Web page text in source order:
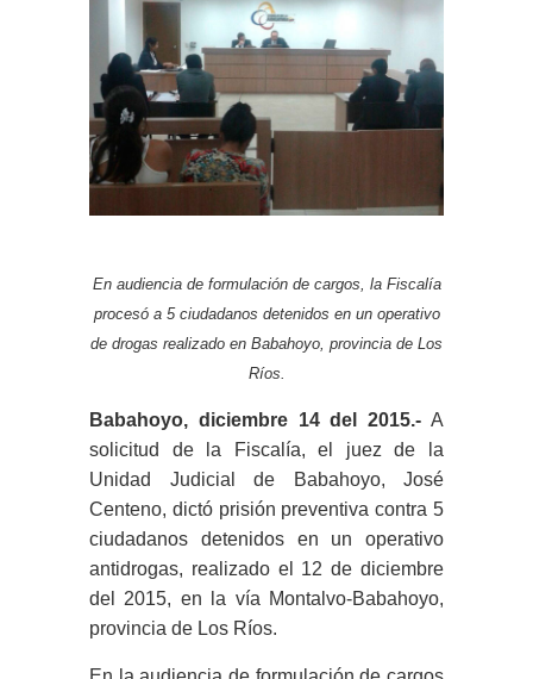
En audiencia de formulación de cargos, la Fiscalía
procesó a 5 ciudadanos detenidos en un operativo
de drogas realizado en Babahoyo, provincia de Los
Ríos.
Babahoyo, diciembre 14 del 2015.- A
solicitud de la Fiscalía, el juez de la
Unidad Judicial de Babahoyo, José
Centeno, dictó prisión preventiva contra 5
ciudadanos detenidos en un operativo
antidrogas, realizado el 12 de diciembre
del 2015, en la vía Montalvo-Babahoyo,
provincia de Los Ríos.